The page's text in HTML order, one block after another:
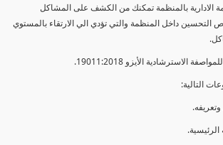
الادارية بالمنظمة تمكنك من الكشف على المشاكل
التحسين داخل المنظمة والتي تؤدي الي الارتقاء بالمستوي
الاسترشادية الأيزو 19011:2018.
التالية: